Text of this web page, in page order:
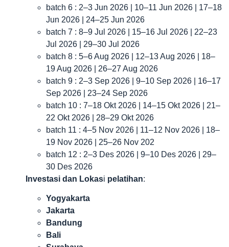
batch 6 : 2–3 Jun 2026 | 10–11 Jun 2026 | 17–18
Jun 2026 | 24–25 Jun 2026
batch 7 : 8–9 Jul 2026 | 15–16 Jul 2026 | 22–23
Jul 2026 | 29–30 Jul 2026
batch 8 : 5–6 Aug 2026 | 12–13 Aug 2026 | 18–
19 Aug 2026 | 26–27 Aug 2026
batch 9 : 2–3 Sep 2026 | 9–10 Sep 2026 | 16–17
Sep 2026 | 23–24 Sep 2026
batch 10 : 7–18 Okt 2026 | 14–15 Okt 2026 | 21–
22 Okt 2026 | 28–29 Okt 2026
batch 11 : 4–5 Nov 2026 | 11–12 Nov 2026 | 18–
19 Nov 2026 | 25–26 Nov 202
batch 12 : 2–3 Des 2026 | 9–10 Des 2026 | 29–
30 Des 2026
Investasi dan Lokasi pelatihan:
Yogyakarta
Jakarta
Bandung
Bali